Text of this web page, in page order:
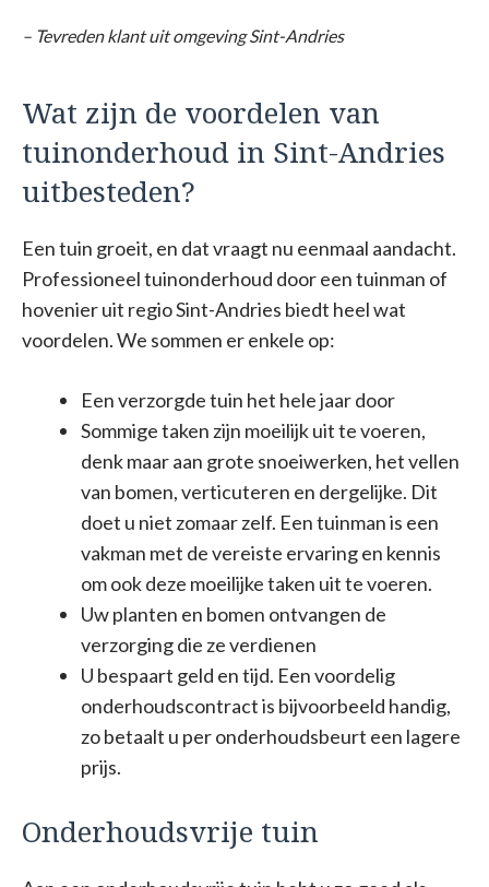
– Tevreden klant uit omgeving Sint-Andries
Wat zijn de voordelen van
tuinonderhoud in Sint-Andries
uitbesteden?
Een tuin groeit, en dat vraagt nu eenmaal aandacht.
Professioneel tuinonderhoud door een tuinman of
hovenier uit regio Sint-Andries biedt heel wat
voordelen. We sommen er enkele op:
Een verzorgde tuin het hele jaar door
Sommige taken zijn moeilijk uit te voeren,
denk maar aan grote snoeiwerken, het vellen
van bomen, verticuteren en dergelijke. Dit
doet u niet zomaar zelf. Een tuinman is een
vakman met de vereiste ervaring en kennis
om ook deze moeilijke taken uit te voeren.
Uw planten en bomen ontvangen de
verzorging die ze verdienen
U bespaart geld en tijd. Een voordelig
onderhoudscontract is bijvoorbeeld handig,
zo betaalt u per onderhoudsbeurt een lagere
prijs.
Onderhoudsvrije tuin